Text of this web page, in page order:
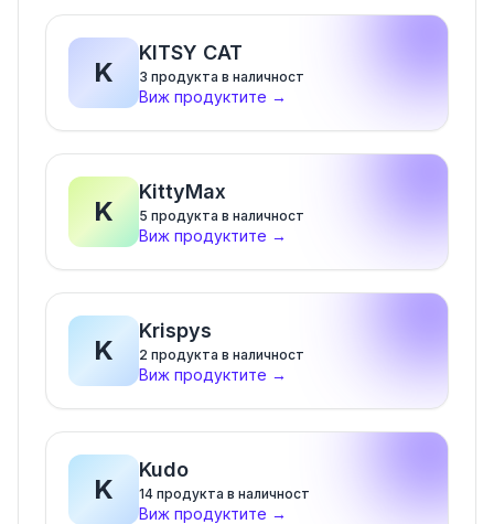
K
KITSY CAT
3 продукта в наличност
Виж продуктите →
K
KittyMax
5 продукта в наличност
Виж продуктите →
K
Krispys
2 продукта в наличност
Виж продуктите →
K
Kudo
14 продукта в наличност
Виж продуктите →